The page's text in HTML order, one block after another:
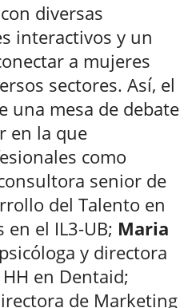
diversas
interactivos y un
a mujeres
sectores. Así, el
una mesa de debate
en la que
como
senior de
del Talento en
en el IL3-UB; Maria
y directora
en Dentaid;
de Marketing